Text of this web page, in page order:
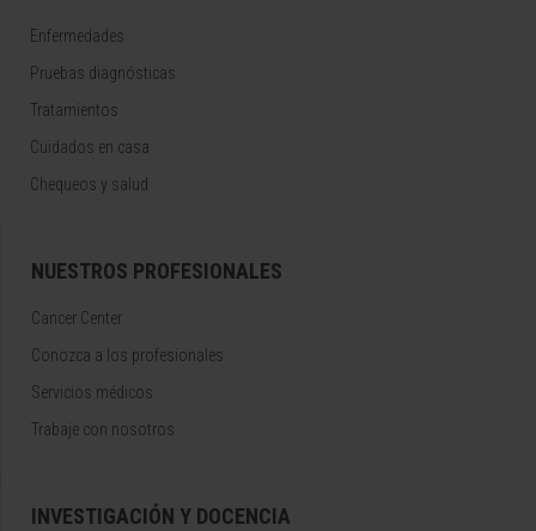
Enfermedades
Pruebas diagnósticas
Tratamientos
Cuidados en casa
Chequeos y salud
NUESTROS PROFESIONALES
Cancer Center
Conozca a los profesionales
Servicios médicos
Trabaje con nosotros
INVESTIGACIÓN Y DOCENCIA